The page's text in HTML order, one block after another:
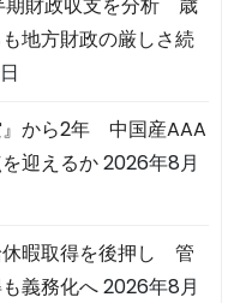
地方財政の厳しさ続
』から2年 中国産AAA
迎えるか2026年8月
休暇取得を後押し 管
義務化へ2026年8月